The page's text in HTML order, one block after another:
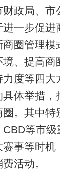
政局、市
一步促进
圈管理模
、提高商
度等四大
体举措，
。其中特
等市级
事等时机
活动。